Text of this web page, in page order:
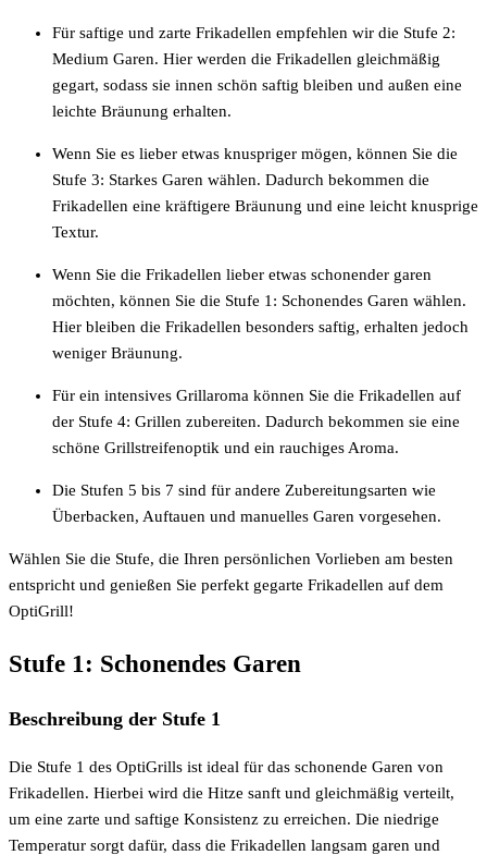
Für saftige und zarte Frikadellen empfehlen wir die Stufe 2:
Medium Garen. Hier werden die Frikadellen gleichmäßig
gegart, sodass sie innen schön saftig bleiben und außen eine
leichte Bräunung erhalten.
Wenn Sie es lieber etwas knuspriger mögen, können Sie die
Stufe 3: Starkes Garen wählen. Dadurch bekommen die
Frikadellen eine kräftigere Bräunung und eine leicht knusprige
Textur.
Wenn Sie die Frikadellen lieber etwas schonender garen
möchten, können Sie die Stufe 1: Schonendes Garen wählen.
Hier bleiben die Frikadellen besonders saftig, erhalten jedoch
weniger Bräunung.
Für ein intensives Grillaroma können Sie die Frikadellen auf
der Stufe 4: Grillen zubereiten. Dadurch bekommen sie eine
schöne Grillstreifenoptik und ein rauchiges Aroma.
Die Stufen 5 bis 7 sind für andere Zubereitungsarten wie
Überbacken, Auftauen und manuelles Garen vorgesehen.
Wählen Sie die Stufe, die Ihren persönlichen Vorlieben am besten
entspricht und genießen Sie perfekt gegarte Frikadellen auf dem
OptiGrill!
Stufe 1: Schonendes Garen
Beschreibung der Stufe 1
Die Stufe 1 des OptiGrills ist ideal für das schonende Garen von
Frikadellen. Hierbei wird die Hitze sanft und gleichmäßig verteilt,
um eine zarte und saftige Konsistenz zu erreichen. Die niedrige
Temperatur sorgt dafür, dass die Frikadellen langsam garen und